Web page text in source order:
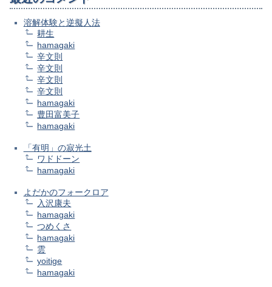
溶解体験と逆擬人法
耕生
hamagaki
辛文則
辛文則
辛文則
辛文則
hamagaki
豊田富美子
hamagaki
「有明」の寂光土
ワドドーン
hamagaki
よだかのフォークロア
入沢康夫
hamagaki
つめくさ
hamagaki
雲
yoitige
hamagaki